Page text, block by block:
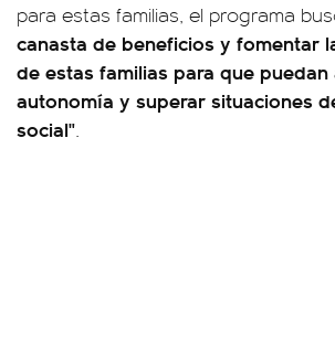
para estas familias, el programa
canasta de beneficios y fomentar
de estas familias para que puedan
autonomía y superar situaciones
social".